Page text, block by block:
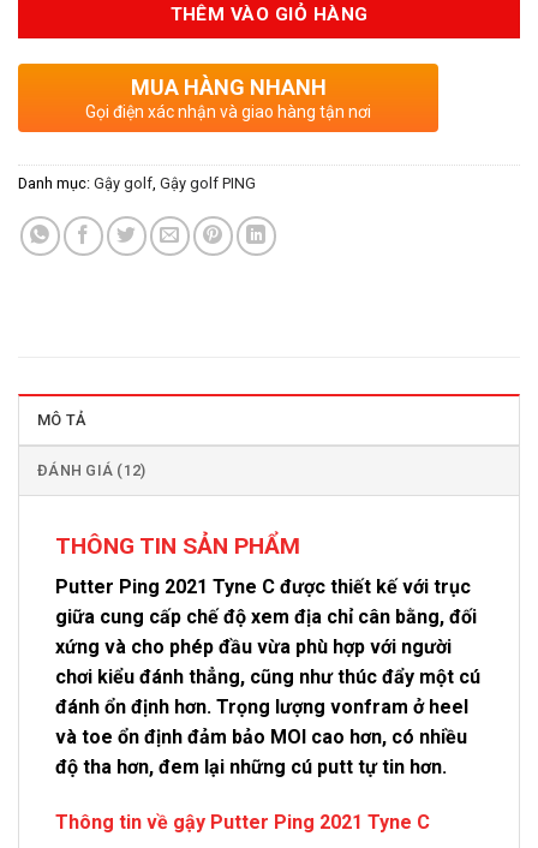
THÊM VÀO GIỎ HÀNG
MUA HÀNG NHANH
Gọi điện xác nhận và giao hàng tận nơi
Danh mục: Gậy golf Gậy golf PING
MÔ TẢ
ĐÁNH GIÁ (12)
THÔNG TIN SẢN PHẨM
Putter Ping 2021 Tyne C được thiết kế với trục
giữa cung cấp chế độ xem địa chỉ cân bằng, đối
xứng và cho phép đầu vừa phù hợp với người
chơi kiểu đánh thẳng, cũng như thúc đẩy một cú
đánh ổn định hơn. Trọng lượng vonfram ở heel
và toe ổn định đảm bảo MOI cao hơn, có nhiều
độ tha hơn, đem lại những cú putt tự tin hơn.
Thông tin về gậy Putter Ping 2021 Tyne C